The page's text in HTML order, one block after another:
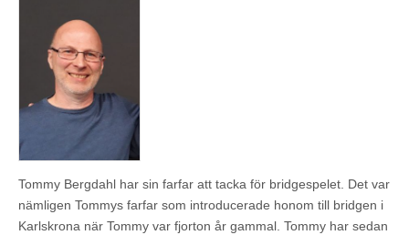
Tommy Bergdahl har sin farfar att tacka för bridgespelet. Det var
nämligen Tommys farfar som introducerade honom till bridgen i
Karlskrona när Tommy var fjorton år gammal. Tommy har sedan